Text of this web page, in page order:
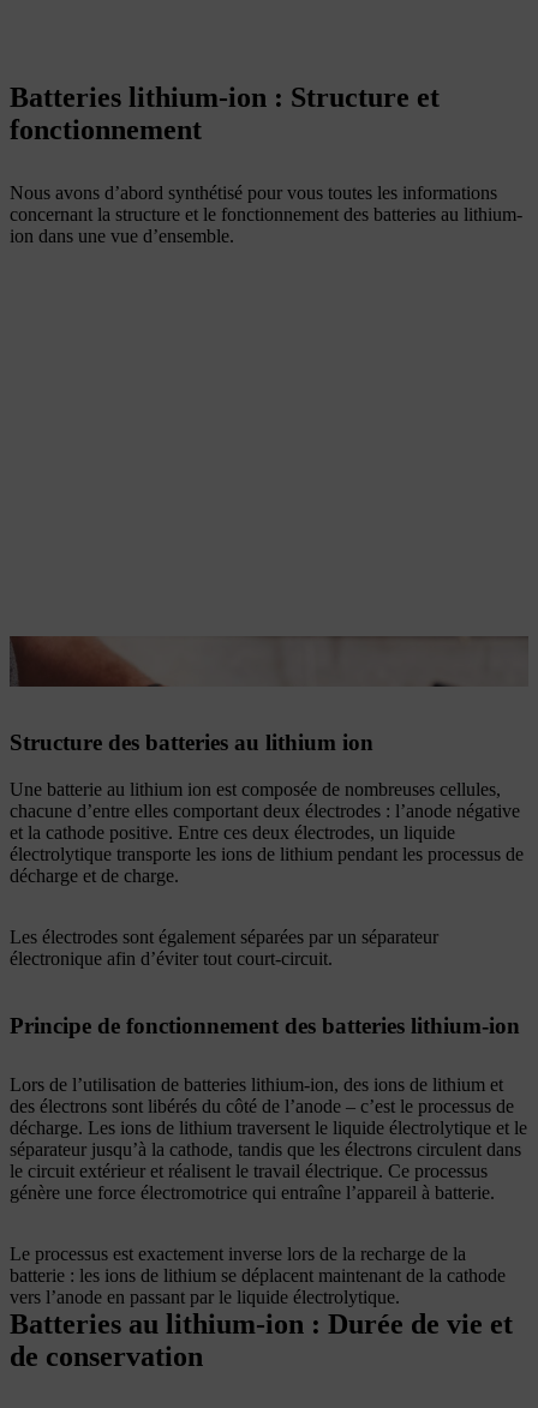
Batteries lithium-ion : Structure et
fonctionnement
Nous avons d’abord synthétisé pour vous toutes les informations
concernant la structure et le fonctionnement des batteries au lithium-
ion dans une vue d’ensemble.
Une batterie lithium-ion est composée de nombreuses cellules.
Structure des batteries au lithium ion
Une batterie au lithium ion est composée de nombreuses cellules,
chacune d’entre elles comportant deux électrodes : l’anode négative
et la cathode positive. Entre ces deux électrodes, un liquide
électrolytique transporte les ions de lithium pendant les processus de
décharge et de charge.
Les électrodes sont également séparées par un séparateur
électronique afin d’éviter tout court-circuit.
Principe de fonctionnement des batteries lithium-ion
Lors de l’utilisation de batteries lithium-ion, des ions de lithium et
des électrons sont libérés du côté de l’anode – c’est le processus de
décharge. Les ions de lithium traversent le liquide électrolytique et le
séparateur jusqu’à la cathode, tandis que les électrons circulent dans
le circuit extérieur et réalisent le travail électrique. Ce processus
génère une force électromotrice qui entraîne l’appareil à batterie.
Le processus est exactement inverse lors de la recharge de la
batterie : les ions de lithium se déplacent maintenant de la cathode
vers l’anode en passant par le liquide électrolytique.
Batteries au lithium-ion : Durée de vie et
de conservation